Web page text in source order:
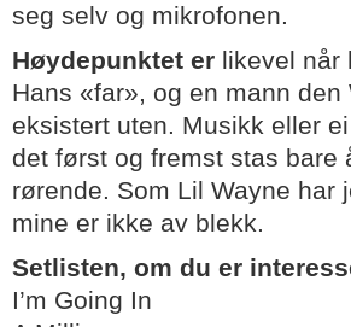
seg selv og mikrofonen.
Høydepunktet er likevel når
Hans «far», og en mann
eksistert uten. Musikk eller
det først og fremst stas
rørende. Som Lil Wayne har
mine er ikke av blekk.
Setlisten, om du er
I’m Going In